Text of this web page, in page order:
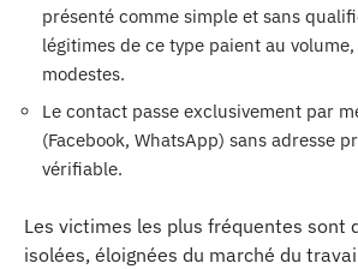
présenté comme simple et sans
légitimes de ce type paient au
modestes.
Le contact passe exclusivement par
(Facebook, WhatsApp) sans adresse
vérifiable.
Les victimes les plus fréquentes sont
isolées, éloignées du marché du